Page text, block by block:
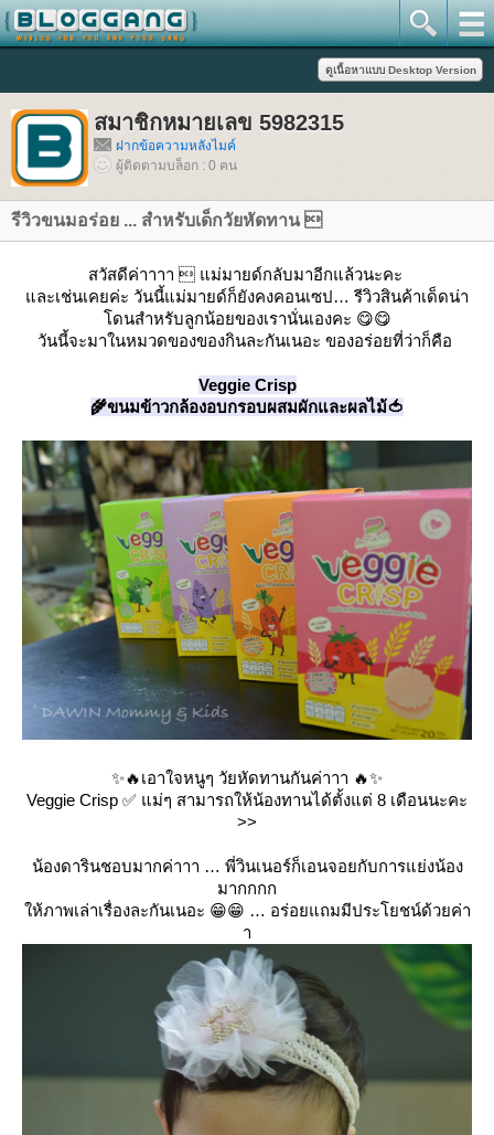
สมาชิกหมายเลข 5982315
ฝากข้อความหลังไมค์
ผู้ติดตามบล็อก : 0 คน
รีวิวขนมอร่อย ... สำหรับเด็กวัยหัดทาน 
สวัสดีค่าาาา  แม่มายด์กลับมาอีกแล้วนะคะ
ละเช่นเคยค่ะ วันนี้แม่มายด์ก็ยังคงคอนเซป… รีวิวสินค้าเด็ดน่า
ดนสำหรับลูกน้อยของเรานั่นเองคะ 😋😋
วันนี้จะมาในหมวดของของกินละกันเนอะ ของอร่อยที่ว่าก็คือ
Veggie Crisp
🌾ขนมข้าวกล้องอบกรอบผสมผักและผลไม้🍅
✨🔥เอาใจหนูๆ วัยหัดทานกันค่าาา 🔥✨
Veggie Crisp ✅ แม่ๆ สามารถให้น้องทานได้ตั้งแต่ 8 เดือนนะคะ
>>
น้องดารินชอบมากค่าาา … พี่วินเนอร์ก็เอนจอยกับการแย่งน้อง
มากกกก
ห้ภาพเล่าเรื่องละกันเนอะ 😁😁 … อร่อยแถมมีประโยชน์ด้วยค่า
า